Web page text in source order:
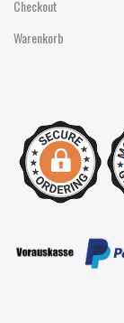
Checkout
Warenkorb